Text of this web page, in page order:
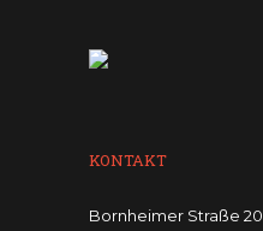
KONTAKT
Bornheimer Straße 20